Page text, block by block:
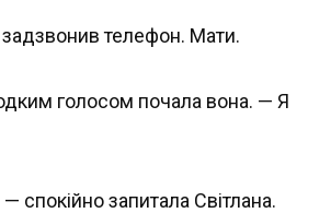
телефон. Мати.
голосом почала вона. — Я
спокійно запитала Світлана.